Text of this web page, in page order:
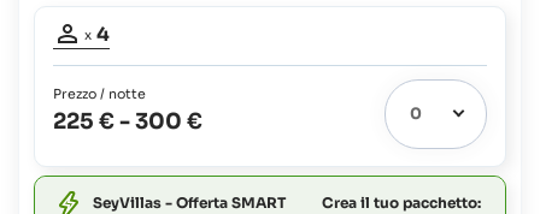
Partecipanti
x 4
Prezzo / notte
225 €-300 €
SeyVillas - Offerta SMART Crea il tuo pacchetto: